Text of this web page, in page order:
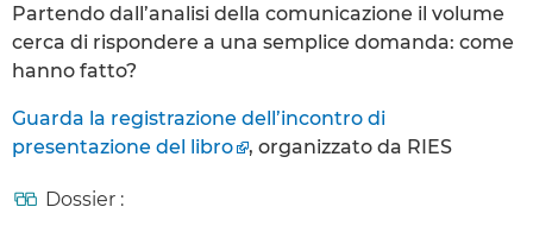
Partendo dall’analisi della comunicazione il volume
cerca di rispondere a una semplice domanda: come
hanno fatto?
Guarda la registrazione dell’incontro di
presentazione del libro
, organizzato da RIES
Dossier :